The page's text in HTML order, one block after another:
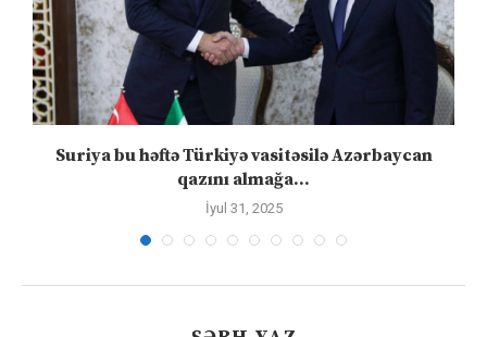
Suriya bu həftə Türkiyə vasitəsilə Azərbaycan
qazını almağa...
İyul 31, 2025